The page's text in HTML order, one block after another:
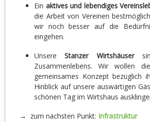
Ein aktives und lebendiges
die Arbeit von Vereinen
wir noch besser auf die
eingehen.
UnsereStanzer Wirtshäuser
Zusammenlebens. Wir wollen
gemeinsames Konzept bezüglich
Hinblick auf unsere auswärtigen
schönen Tag im Wirtshaus
→ zum nächsten Punkt: Infrastruktur